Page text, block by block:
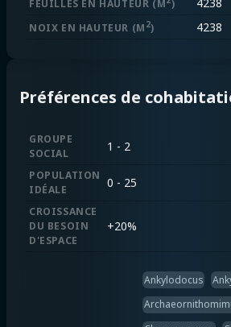
FEUILLES EN HAUTEUR (M )
NOIX EN HAUTEUR (M 2) 4238
Préférences de
GROUPE
SOCIAL
1 - 2
POPULATION
IDÉALE
0 - 25
CROISSANCE
DU BESOIN
D'ESPACE
+20%
Ankylodocus